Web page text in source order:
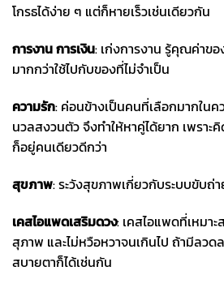
โกรธได้ง่าย ๆ แต่ก็หายเร็วเช่นเดียวกัน
การงาน การเงิน: เก่งการงาน รู้คุณค่าขอ
มากกว่าใช้ไปกับของที่ไม่จำเป็น
ความรัก: ค่อนข้างเป็นคนที่เลือกมากใน
นวลสงวนตัว จึงทำให้หาคู่ได้ยาก เพรา
ก็อยู่คนเดียวดีกว่า
สุขภาพ: ระวังสุขภาพเกี่ยวกับระบบขับถ่
เคสไอแพดเสริมดวง: เคสไอแพดที่เหมา
สุภาพ และไม่หวือหวาจนเกินไป ถ้ามีลวด
สบายตาก็ได้เช่นกัน